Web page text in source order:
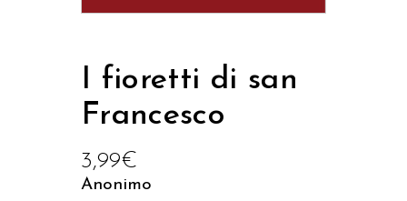
I fioretti di san
Francesco
3,99€
Anonimo